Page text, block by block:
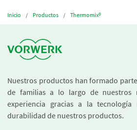
Inicio Productos Thermomix®
Nuestros productos han formado
de familias a lo largo de nuestros
experiencia gracias a la
durabilidad de nuestros productos.